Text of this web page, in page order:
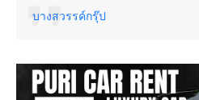
บางสวรรค์กรุ๊ป